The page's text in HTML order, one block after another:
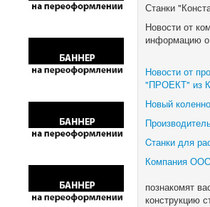
Станки
Новости от
информацию
Новости от
"ПРОЕКТ" из
Новый
Cтанки для
Компания ООО
познакомят
конструкцию